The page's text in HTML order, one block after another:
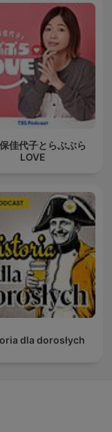
佳代子とらぶぶら
LOVE
dla dorosłych